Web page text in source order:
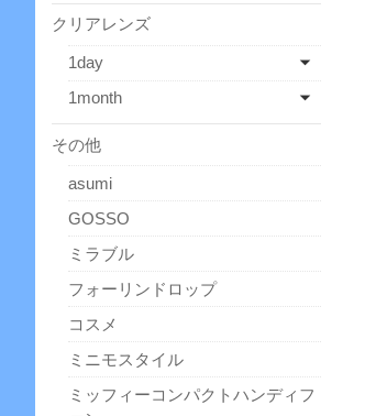
クリアレンズ
1day
1month
その他
asumi
GOSSO
ミラブル
フォーリンドロップ
コスメ
ミニモスタイル
ミッフィーコンパクトハンディフ